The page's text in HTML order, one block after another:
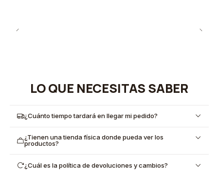
LO QUE NECESITAS SABER
¿Cuánto tiempo tardará en llegar mi pedido?
¿Tienen una tienda física donde pueda ver los
productos?
¿Cuál es la política de devoluciones y cambios?